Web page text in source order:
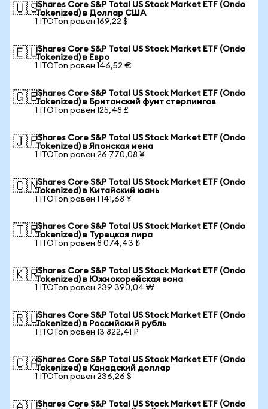
🇺🇸iShares Core S&P Total US Stock Market ETF (Ondo
Tokenized) в Доллар США
1 ITOTon равен 169,22 $
🇪🇺iShares Core S&P Total US Stock Market ETF (Ondo
Tokenized) в Евро
1 ITOTon равен 146,52 €
🇬🇧iShares Core S&P Total US Stock Market ETF (Ondo
Tokenized) в Британский фунт стерлингов
1 ITOTon равен 125,48 £
🇯🇵iShares Core S&P Total US Stock Market ETF (Ondo
Tokenized) в Японская иена
1 ITOTon равен 26 770,08 ¥
🇨🇳iShares Core S&P Total US Stock Market ETF (Ondo
Tokenized) в Китайский юань
1 ITOTon равен 1 141,68 ¥
🇹🇷iShares Core S&P Total US Stock Market ETF (Ondo
Tokenized) в Турецкая лира
1 ITOTon равен 8 074,43 ₺
🇰🇷iShares Core S&P Total US Stock Market ETF (Ondo
Tokenized) в Южнокорейская вона
1 ITOTon равен 239 390,04 ₩
🇷🇺iShares Core S&P Total US Stock Market ETF (Ondo
Tokenized) в Российский рубль
1 ITOTon равен 13 822,41 ₽
🇨🇦iShares Core S&P Total US Stock Market ETF (Ondo
Tokenized) в Канадский доллар
1 ITOTon равен 236,26 $
iShares Core S&P Total US Stock Market ETF (Ondo